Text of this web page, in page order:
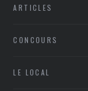
ARTICLES
CONCOURS
LE LOCAL